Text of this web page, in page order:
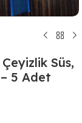
Süs,
5 Adet